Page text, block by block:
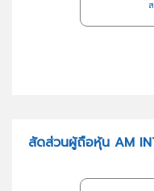
สัดส่วนผู้ถือหุ้น AM